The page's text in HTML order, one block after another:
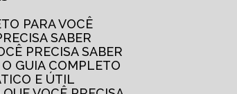
PARA VOCÊ
SABER
PRECISA SABER
GUIA COMPLETO
E ÚTIL